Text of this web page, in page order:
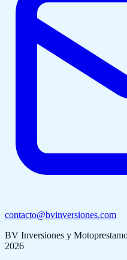
contacto@bvinversiones.com
BV Inversiones y
2026